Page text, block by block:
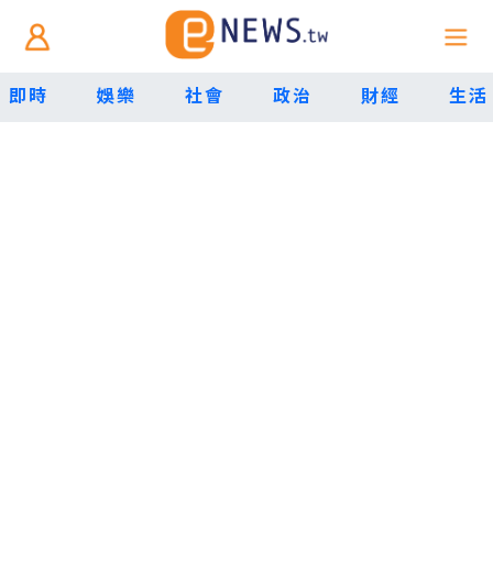
即時 娛樂 社會 政治 財經 生活